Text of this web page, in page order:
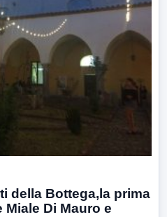
della Bottega,la prima
Di Mauro e